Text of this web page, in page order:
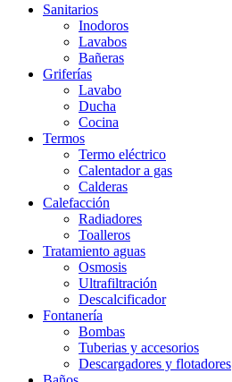
Sanitarios
Inodoros
Lavabos
Bañeras
Griferías
Lavabo
Ducha
Cocina
Termos
Termo eléctrico
Calentador a gas
Calderas
Calefacción
Radiadores
Toalleros
Tratamiento aguas
Osmosis
Ultrafiltración
Descalcificador
Fontanería
Bombas
Tuberias y accesorios
Descargadores y flotadores